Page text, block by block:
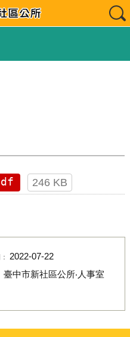
246 KB
2022-07-22
臺中市新社區公所‧人事室